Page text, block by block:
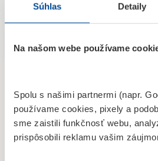
Súhlas Detaily
Na našom webe používame
Spolu s našimi partnermi (napr.
používame cookies, pixely a
sme zaistili funkčnosť webu,
prispôsobili reklamu vašim
Dohodnúť stretnutie
Viac o